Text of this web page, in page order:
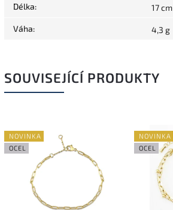
Délka: 17 cm
Váha: 4,3 g
SOUVISEJÍCÍ PRODUKTY
NOVINKA
OCEL
NOVINKA
OCEL